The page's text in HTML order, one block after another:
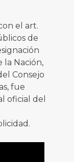
el art.
de
la Nación,
Consejo
fue
oficial del